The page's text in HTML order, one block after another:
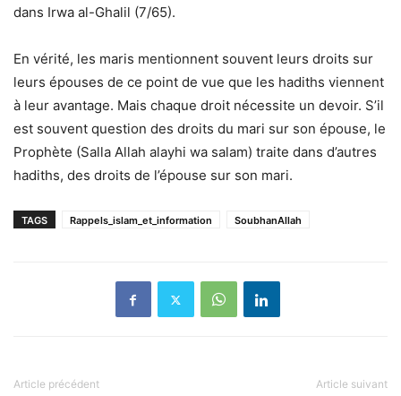
dans Irwa al-Ghalil (7/65).
En vérité, les maris mentionnent souvent leurs droits sur
leurs épouses de ce point de vue que les hadiths viennent
à leur avantage. Mais chaque droit nécessite un devoir. S’il
est souvent question des droits du mari sur son épouse, le
Prophète (Salla Allah alayhi wa salam) traite dans d’autres
hadiths, des droits de l’épouse sur son mari.
TAGS Rappels_islam_et_information SoubhanAllah
Article précédent Article suivant